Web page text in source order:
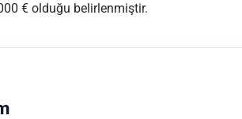
€ olduğu belirlenmiştir.